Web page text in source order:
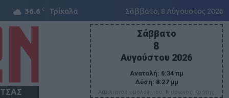
36.6 C Τρίκαλα Σάββατο, 8 Αύγουστος 2026
Σάββατο
8
Αυγούστου 2026
Ανατολή: 6:34 πμ
Δύση: 8:27 μμ
Αιμιλιανού ομολογήτου, Μύρωνος Κρήτης